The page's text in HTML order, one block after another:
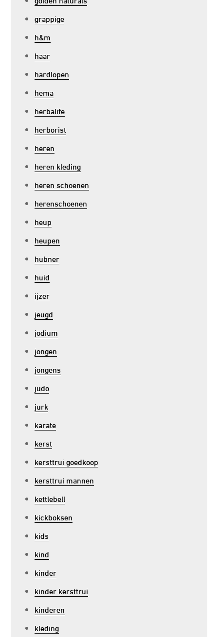
grappige
h&m
haar
hardlopen
hema
herbalife
herborist
heren
heren kleding
heren schoenen
herenschoenen
heup
heupen
hubner
huid
ijzer
jeugd
jodium
jongen
jongens
judo
jurk
karate
kerst
kersttrui goedkoop
kersttrui mannen
kettlebell
kickboksen
kids
kind
kinder
kinder kersttrui
kinderen
kleding